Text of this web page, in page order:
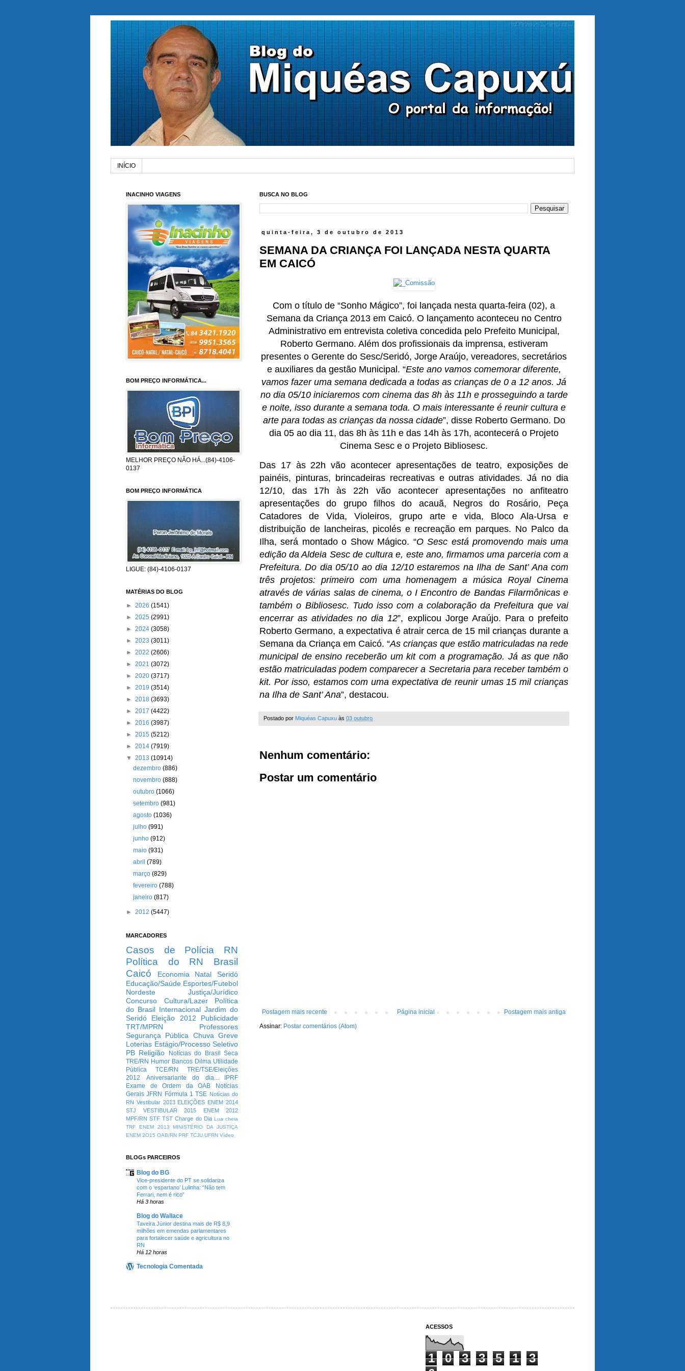
INÍCIO
BUSCA NO BLOG
quinta-feira, 3 de outubro de 2013
SEMANA DA CRIANÇA FOI LANÇADA NESTA QUARTA
EM CAICÓ
Com o título de “Sonho Mágico”, foi lançada nesta quarta-feira (02), a
Semana da Criança 2013 em Caicó. O lançamento aconteceu no Centro
Administrativo em entrevista coletiva concedida pelo Prefeito Municipal,
Roberto Germano. Além dos profissionais da imprensa, estiveram
presentes o Gerente do Sesc/Seridó, Jorge Araújo, vereadores, secretários
e auxiliares da gestão Municipal. “Este ano vamos comemorar diferente,
vamos fazer uma semana dedicada a todas as crianças de 0 a 12 anos. Já
no dia 05/10 iniciaremos com cinema das 8h às 11h e prosseguindo a tarde
e noite, isso durante a semana toda. O mais interessante é reunir cultura e
arte para todas as crianças da nossa cidade”, disse Roberto Germano. Do
dia 05 ao dia 11, das 8h às 11h e das 14h às 17h, acontecerá o Projeto
Cinema Sesc e o Projeto Bibliosesc.
Das 17 às 22h vão acontecer apresentações de teatro, exposições de
painéis, pinturas, brincadeiras recreativas e outras atividades. Já no dia
12/10, das 17h às 22h vão acontecer apresentações no anfiteatro
apresentações do grupo filhos do acauã, Negros do Rosário, Peça
Catadores de Vida, Violeiros, grupo arte e vida, Bloco Ala-Ursa e
distribuição de lancheiras, picolés e recreação em parques. No Palco da
Ilha, será montado o Show Mágico. “O Sesc está promovendo mais uma
edição da Aldeia Sesc de cultura e, este ano, firmamos uma parceria com a
Prefeitura. Do dia 05/10 ao dia 12/10 estaremos na Ilha de Sant’ Ana com
três projetos: primeiro com uma homenagem a música Royal Cinema
através de várias salas de cinema, o I Encontro de Bandas Filarmônicas e
também o Bibliosesc. Tudo isso com a colaboração da Prefeitura que vai
encerrar as atividades no dia 12”, explicou Jorge Araújo. Para o prefeito
Roberto Germano, a expectativa é atrair cerca de 15 mil crianças durante a
Semana da Criança em Caicó. “As crianças que estão matriculadas na rede
municipal de ensino receberão um kit com a programação. Já as que não
estão matriculadas podem comparecer a Secretaria para receber também o
kit. Por isso, estamos com uma expectativa de reunir umas 15 mil crianças
na Ilha de Sant’ Ana”, destacou.
Postado por Miquéas Capuxu às 03 outubro
Nenhum comentário:
Postar um comentário
Postagem mais recente Postagem mais antiga
Página inicial
Assinar: Postar comentários (Atom)
INACINHO VIAGENS
BOM PREÇO INFORMÁTICA...
MELHOR PREÇO NÃO HÁ...(84)-4106-
0137
BOM PREÇO INFORMÁTICA
LIGUE: (84)-4106-0137
MATÉRIAS DO BLOG
► 2026 (1541)
► 2025 (2991)
► 2024 (3058)
► 2023 (3011)
► 2022 (2606)
► 2021 (3072)
► 2020 (3717)
► 2019 (3514)
► 2018 (3693)
► 2017 (4422)
► 2016 (3987)
► 2015 (5212)
► 2014 (7919)
▼ 2013 (10914)
dezembro(886)
novembro(888)
outubro(1066)
setembro(981)
agosto(1036)
julho(991)
junho(912)
maio(931)
abril(789)
março(829)
fevereiro(788)
janeiro(817)
► 2012 (5447)
MARCADORES
Casos de Polícia
RN
Política do RN
Brasil
Caicó
Economia Natal
Seridó
Educação/Saúde Esportes/Futebol
Nordeste
Justiça/Jurídico
Concurso
Cultura/Lazer
Política
do Brasil Internacional Jardim do
Seridó
Eleição 2012
Publicidade
TRT/MPRN
Professores
Segurança Pública Chuva Greve
Loterias Estágio/Processo Seletivo
PB Religião Notícias do Brasil
Seca
TRE/RN Humor Bancos Dilma Utilidade
Pública
TCE/RN
TRE/TSE/Eleições
2012
Aniversariante do dia...
IPRF
Exame de Ordem da OAB
Notícias
Gerais JFRN Fórmula 1 TSE Notícias do
RN Vestibular 2013 ELEIÇÕES ENEM 2014
STJ
VESTIBULAR 2015
ENEM 2012
MPF/RN STF TST Charge do Dia Lua cheia
TRF
ENEM 2013
MINISTÉRIO DA JUSTIÇA
ENEM 2O15 OAB/RN PRF TCJU UFRN Vídeo
BLOGs PARCEIROS
Blog do BG
Vice-presidente do PT se solidariza
com o ‘espartano’ Lulinha: “Não tem
Ferrari, nem é rico”
Há 3 horas
Blog do Wallace
Taveira Júnior destina mais de R$ 8,9
milhões em emendas parlamentares
para fortalecer saúde e agricultura no
RN
Há 12 horas
Tecnologia Comentada
ACESSOS
1 0 3 3 5 1
3